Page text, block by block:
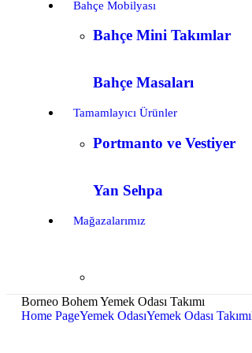
Bahçe Mobilyası
Bahçe Mini Takımlar
Bahçe Masaları
Tamamlayıcı Ürünler
Portmanto ve Vestiyer
Yan Sehpa
Mağazalarımız
Borneo Bohem Yemek Odası Takımı
Home PageYemek OdasıYemek Odası Takımı